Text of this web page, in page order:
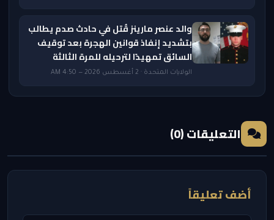
والد عنصر مارينز قُتل في حادث صدم يطالب
بتشديد إنفاذ قوانين الهجرة بعد توقيف
السائق تمهيدًا لترحيله للمرة الثالثة
الولايات المتحدة · 2 أغسطس 2026 — 4:50 AM
التعليقات (0)
أضف تعليقاً